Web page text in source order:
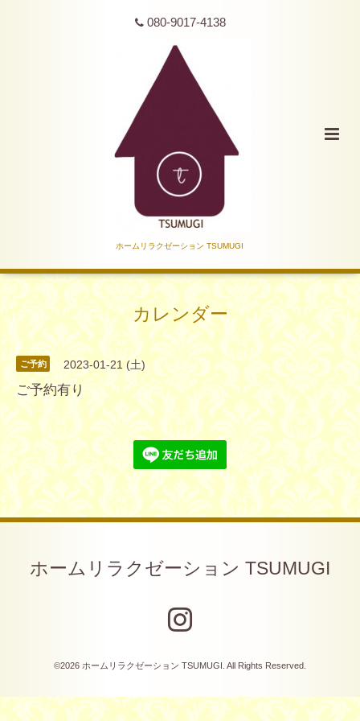
080-9017-4138
ホームリラクゼーション TSUMUGI
カレンダー
ご予約 2023-01-21 (土)
ご予約有り
ホームリラクゼーション TSUMUGI
©2026 ホームリラクゼーション TSUMUGI . All Rights Reserved.